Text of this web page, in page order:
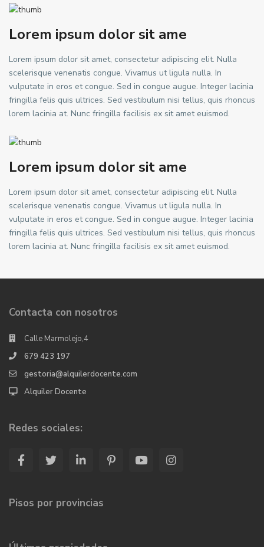
Lorem ipsum dolor sit ame
Lorem ipsum dolor sit amet, consectetur adipiscing elit. Nulla
scelerisque venenatis congue. Vivamus ut ligula nulla. In
vulputate in eros et congue. Sed in congue augue. Integer lacinia
fringilla felis quis ultrices. Sed vestibulum nisi tellus, quis rhoncus
lorem lacinia at. Nunc fringilla facilisis ex sit amet euismod.
Lorem ipsum dolor sit ame
Lorem ipsum dolor sit amet, consectetur adipiscing elit. Nulla
scelerisque venenatis congue. Vivamus ut ligula nulla. In
vulputate in eros et congue. Sed in congue augue. Integer lacinia
fringilla felis quis ultrices. Sed vestibulum nisi tellus, quis rhoncus
lorem lacinia at. Nunc fringilla facilisis ex sit amet euismod.
Contacta con nosotros
Calle Marmolejo,4
679 423 197
gestoria@alquilerdocente.com
Alquiler Docente
Redes sociales:
Pisos por provincias